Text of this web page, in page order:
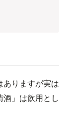
ありますが実は
」は飲用とし